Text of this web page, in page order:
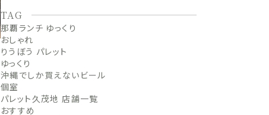
TAG
那覇ランチ ゆっくり
おしゃれ
りうぼう パレット
ゆっくり
沖縄でしか買えないビール
個室
パレット久茂地 店舗一覧
おすすめ